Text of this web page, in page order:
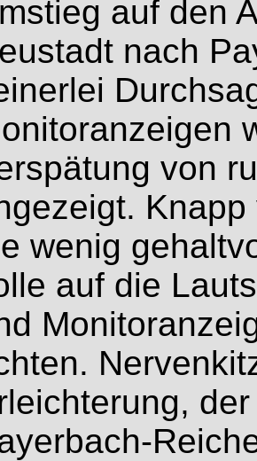
auf den
nach
von
wenig
auf die